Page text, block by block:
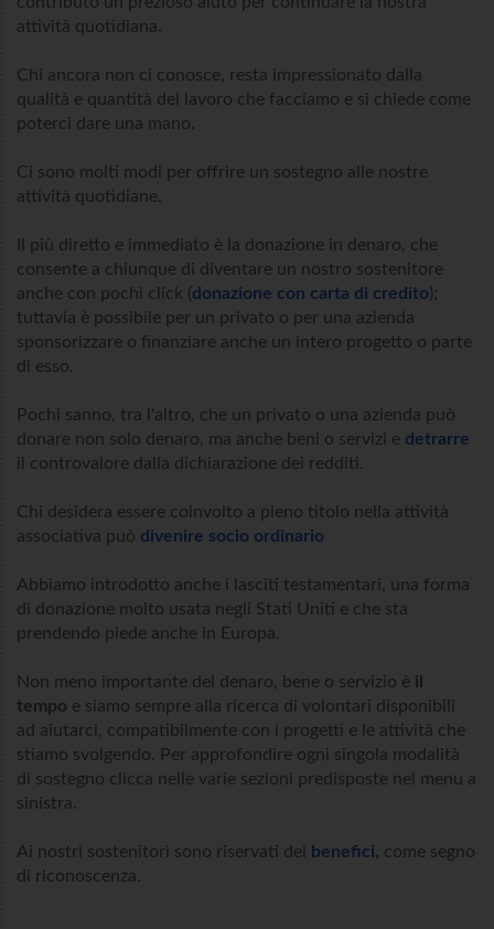
attività quotidiana.
Chi ancora non ci conosce, resta impressionato dalla
qualità e quantità del lavoro che facciamo e si chiede come
poterci dare una mano.
Ci sono molti modi per offrire un sostegno alle nostre
attività quotidiane.
Il più diretto e immediato è la donazione in denaro, che
consente a chiunque di diventare un nostro sostenitore
anche con pochi click (donazione con carta di credito);
tuttavia è possibile per un privato o per una azienda
sponsorizzare o finanziare anche un intero progetto o parte
di esso.
Pochi sanno, tra l'altro, che un privato o una azienda può
donare non solo denaro, ma anche beni o servizi e detrarre
il controvalore dalla dichiarazione dei redditi.
Chi desidera essere coinvolto a pieno titolo nella attività
associativa può divenire socio ordinario
Abbiamo introdotto anche i lasciti testamentari, una forma
di donazione molto usata negli Stati Uniti e che sta
prendendo piede anche in Europa.
Non meno importante del denaro, bene o servizio è il
tempo e siamo sempre alla ricerca di volontari disponibili
ad aiutarci, compatibilmente con i progetti e le attività che
stiamo svolgendo. Per approfondire ogni singola modalità
di sostegno clicca nelle varie sezioni predisposte nel menu a
sinistra.
Ai nostri sostenitori sono riservati dei benefici, come segno
di riconoscenza.